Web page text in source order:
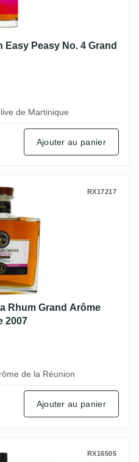
Peasy No. 4 Grand
de Martinique
Ajouter au panier
Rhum Grand
RX17217
Rhum Grand Arôme
2007
de la Réunion
Ajouter au panier
Cask for Germany
RX16505